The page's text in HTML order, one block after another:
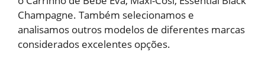
Champagne. Também selecionamos e
analisamos outros modelos de diferentes marcas
considerados excelentes opções.